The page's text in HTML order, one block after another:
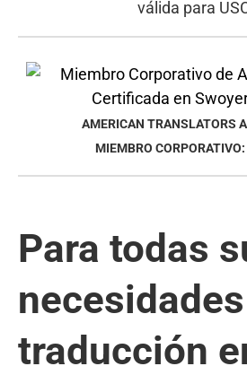
AMERICAN TRANSLATORS
MIEMBRO
Para todas
traducción